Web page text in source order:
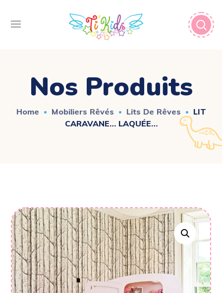
Nos Produits
Home Mobiliers Rêvés Lits De Rêves
LIT
CARAVANE… LAQUÉE…